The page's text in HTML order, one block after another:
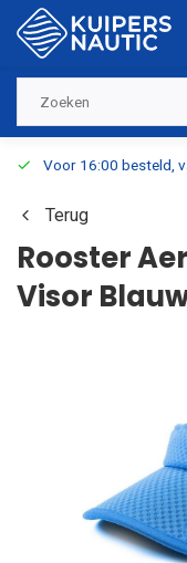
Voor 16:00 besteld,
Terug
Rooster
Visor